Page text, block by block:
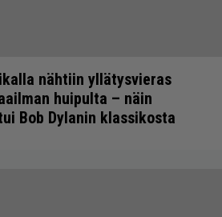
nähtiin yllätysvieras
huipulta – näin
Bob Dylanin klassikosta